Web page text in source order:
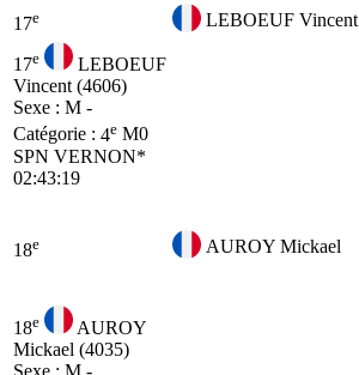
17e LEBOEUF Vincent
17e
LEBOEUF
Vincent (4606)
Sexe : M -
Catégorie : 4e M0
SPN VERNON*
02:43:19
18e AUROY Mickael
18e
AUROY
Mickael (4035)